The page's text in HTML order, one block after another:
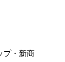
プ・新商